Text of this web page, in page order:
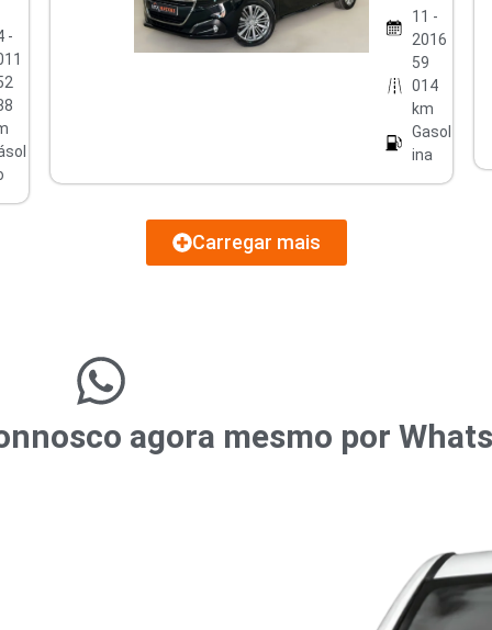
-
11 -
2016
59
014
km
Gasol
ina
Carregar mais
agora mesmo por